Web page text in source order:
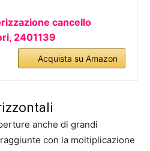
cancello
2401139
Acquista su Amazon
anche di grandi
con la moltiplicazione